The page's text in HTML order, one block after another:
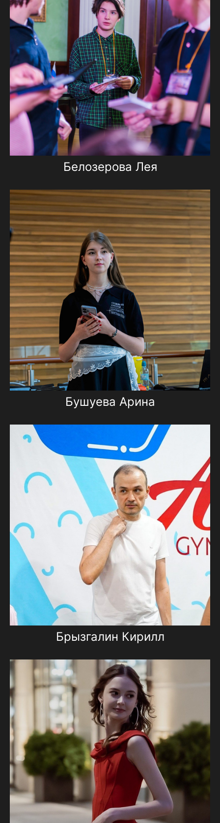
Белозерова Лея
Бушуева Арина
Брызгалин Кирилл